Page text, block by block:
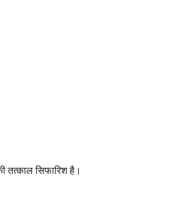
तत्काल सिफारिश है।